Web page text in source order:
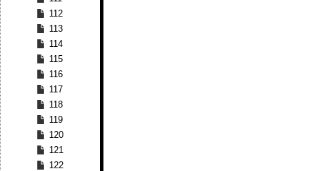
112
113
114
115
116
117
118
119
120
121
122